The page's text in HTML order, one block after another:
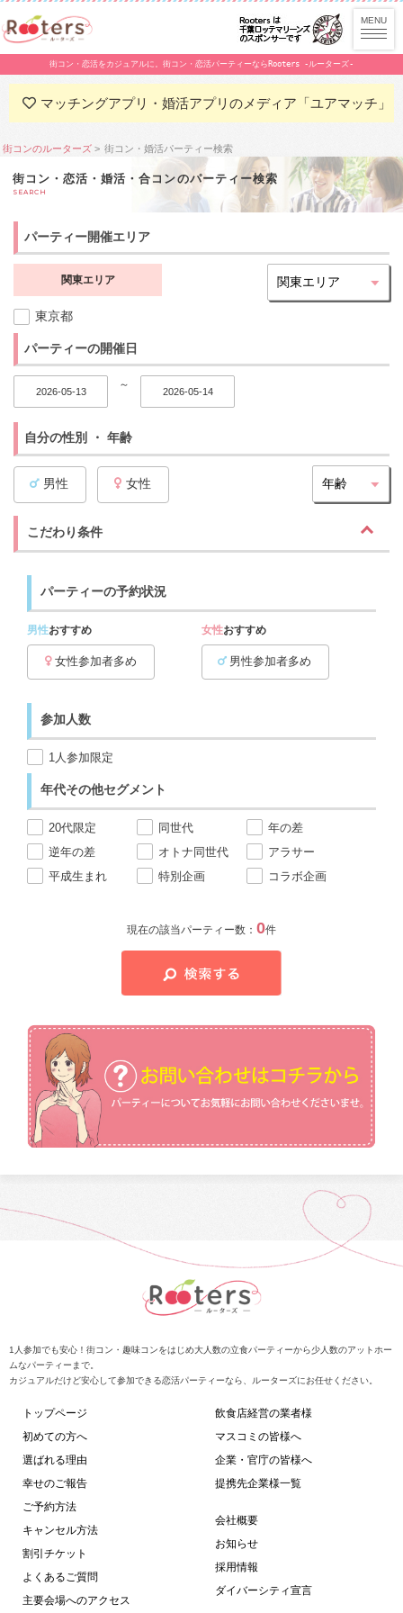
街コン・恋活をカジュアルに。街コン・恋活パーティーならRooters -ルーターズ-
マッチングアプリ・婚活アプリのメディア「ユアマッチ」
街コンのルーターズ 街コン・婚活パーティー検索
街コン・恋活・婚活・合コンのパーティー検索
SEARCH
パーティー開催エリア
関東エリア
東京都
パーティーの開催日
～
自分の性別 ・ 年齢
男性 女性
こだわり条件
パーティーの予約状況
男性おすすめ
女性参加者多め
女性おすすめ
男性参加者多め
参加人数
1人参加限定
年代その他セグメント
20代限定 同世代
年の差
逆年の差
オトナ同世代
アラサー
平成生まれ
特別企画 コラボ企画
現在の該当パーティー数： 0件
1人参加でも安心！街コン・趣味コンをはじめ大人数の立食パーティーから少人数のアットホー
ムなパーティーまで。
カジュアルだけど安心して参加できる恋活パーティーなら、ルーターズにお任せください。
トップページ
初めての方へ
選ばれる理由
幸せのご報告
ご予約方法
キャンセル方法
割引チケット
よくあるご質問
主要会場へのアクセス
飲食店経営の業者様
マスコミの皆様へ
企業・官庁の皆様へ
提携先企業様一覧
会社概要
お知らせ
採用情報
ダイバーシティ宣言